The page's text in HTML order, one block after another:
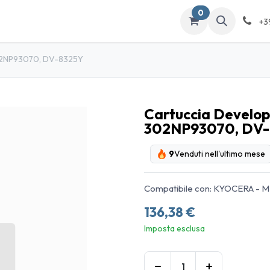
0
DV-8325Y
Cartuccia
302NP93070,
9Venduti nell'ultimo mese
Compatibile con: KYOCERA -
136,38€
Imposta esclusa